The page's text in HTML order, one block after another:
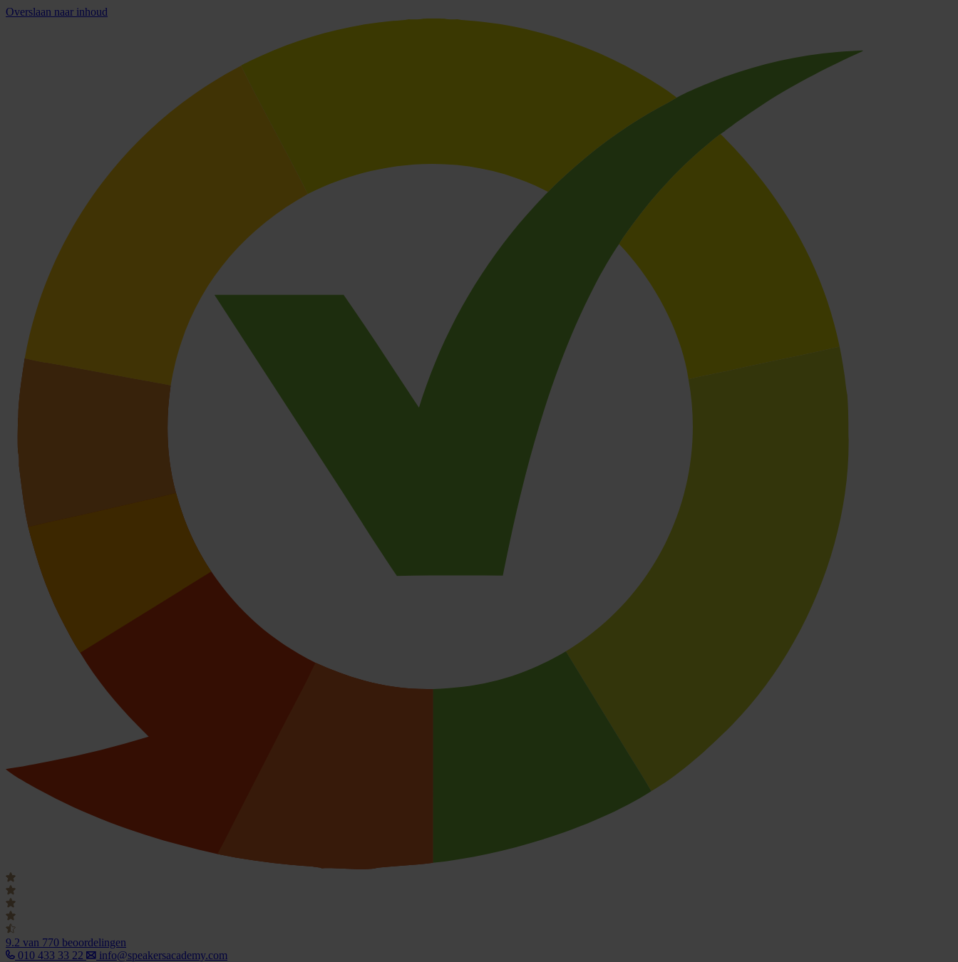
Overslaan naar inhoud
9.2 van 770 beoordelingen
010 433 33 22
info@speakersacademy.com